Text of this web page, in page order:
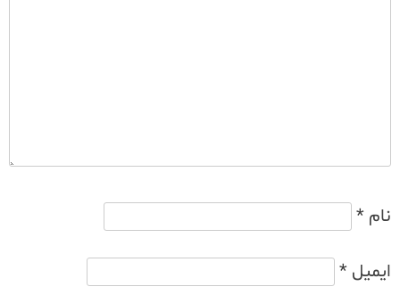
نام *
ایمیل *